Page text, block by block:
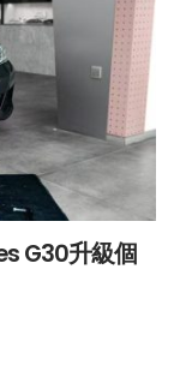
G30升級個